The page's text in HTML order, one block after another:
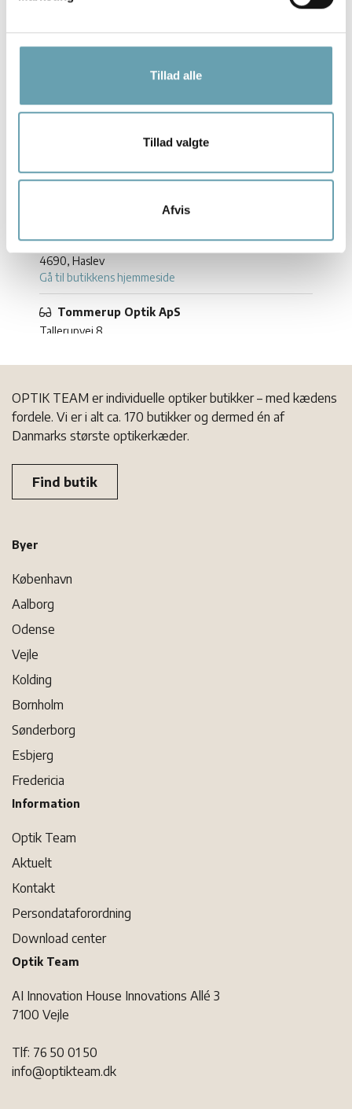
Tillad alle
Tillad valgte
Afvis
Find optiker butik
9330, Dronninglund
Jernbanegade 24
4690, Haslev
Gå til butikkens hjemmeside
Tommerup Optik ApS
Tallerupvej 8
Gå til butikkens hjemmeside
OPTIK TEAM er individuelle optiker butikker – med kædens
fordele. Vi er i alt ca. 170 butikker og dermed én af
Danmarks største optikerkæder.
Find butik
Byer
København
Aalborg
Odense
Vejle
Kolding
Bornholm
Sønderborg
Esbjerg
Fredericia
Information
Optik Team
Aktuelt
Kontakt
Persondataforordning
Download center
Optik Team
AI Innovation House Innovations Allé 3
7100 Vejle
Tlf: 76 50 01 50
info@optikteam.dk